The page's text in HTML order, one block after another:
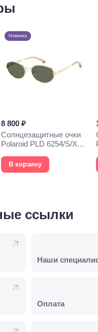
Новинка
8 800 ₽
Солнцезащитные очки
Polaroid PLD 6254/S/X
В корзину
ссылки
Наши
Оплата